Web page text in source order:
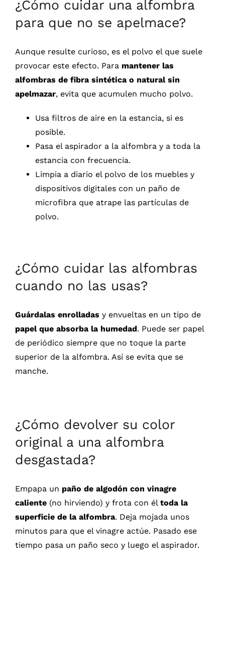
¿Cómo cuidar una alfombra
para que no se apelmace?
Aunque resulte curioso, es el polvo el que suele
provocar este efecto. Para mantener las
alfombras de fibra sintética o natural sin
apelmazar, evita que acumulen mucho polvo.
Usa filtros de aire en la estancia, si es
posible.
Pasa el aspirador a la alfombra y a toda la
estancia con frecuencia.
Limpia a diario el polvo de los muebles y
dispositivos digitales con un paño de
microfibra que atrape las partículas de
polvo.
¿Cómo cuidar las alfombras
cuando no las usas?
Guárdalas enrolladas y envueltas en un tipo de
papel que absorba la humedad. Puede ser papel
de periódico siempre que no toque la parte
superior de la alfombra. Así se evita que se
manche.
¿Cómo devolver su color
original a una alfombra
desgastada?
Empapa un paño de algodón con vinagre
caliente (no hirviendo) y frota con él toda la
superficie de la alfombra. Deja mojada unos
minutos para que el vinagre actúe. Pasado ese
tiempo pasa un paño seco y luego el aspirador.